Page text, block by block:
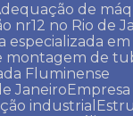
Adequação de
nr12 no Rio de
especializada
montagem de
Fluminense
Janeiro
industrial